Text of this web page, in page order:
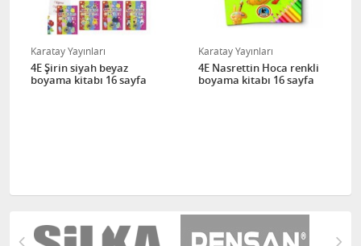
Karatay Yayınları
4E Şirin siyah beyaz
boyama kitabı 16 sayfa
Karatay Yayınları
4E Nasrettin Hoca renkli
boyama kitabı 16 sayfa